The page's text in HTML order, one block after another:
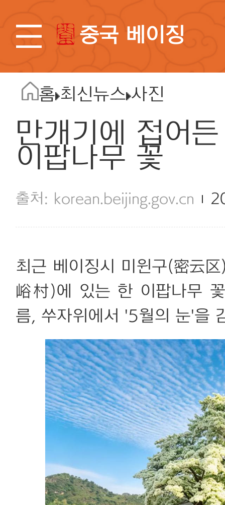
중국 베이징
홈 최신뉴스 사진
만개기에 접어
이팝나무 꽃
korean.beijing.gov.cn
최근 베이징시 미윈구(密云
峪村)에 있는 한 이팝나무
름, 쑤자위에서 '5월의 눈'을